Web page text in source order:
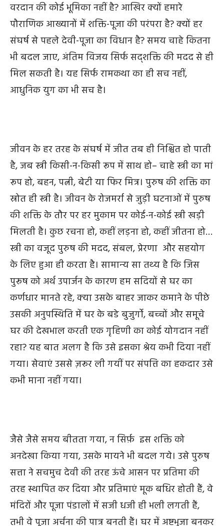
वरदान की कोई भूमिका नहीं है? आखिर क्यों हमारे
पौराणिक आख्यानों में शक्ति-पूजा की परंपरा है?क्यों हर
संघर्ष से पहले देवी-पूजा का विधान है?समय चाहे कितना
भी बदल जाए, अंतिम विजय सिर्फ सद्शक्ति की मदद से ही
मिल सकती है। यह सिर्फ रामकथा का ही सच नहीं,
आधुनिक युग का भी सच है।
जीवन के हर तरह के संघर्ष में जीत तब ही निश्चित हो पाती
है,जब स्त्री किसी-न-किसी रूप में साथ हो– चाहे स्त्री का मां
रूप हो,बहन,पत्नी,बेटी या फिरमित्र। पुरुष की शक्ति का
स्रोत ही स्त्री है। जीवन के रोजमर्रा से जुड़ी घटनाओं में पुरुष
की शक्ति के तौर परहरमुकामपरकोई-न-कोई स्त्री खड़ी
मिलती है। कुछ रचना हो,कहीं लड़ना हो,कहीं जीतना हो…
स्त्री का वजूद पुरुष की मदद,संबल,प्रेरणा और सहयोग
के लिए हुआ ही करता है। सामान्‍य सा तथ्‍य है कि जिस
पुरूष को अर्थ उपार्जन के कारण हमसदियोंसेघर का
कर्णधार मानते रहे, क्‍या उसके बाहर जाकर कमाने के पीछे
उसकी अनुपस्थिति में घर के बडे बुजुर्गो, बच्‍चों और समूचे
घर की देखभाल करतीएकगृहिणीकाकोई योगदान नहीं
रहा?यहबात अलगहैकिउसे इसका श्रेय कभी दिया नहीं
गया। सेवाएंउससेज़रूरलीगयींपरसंपत्ति का हकदार उसे
कभी माना नहीं गया।
जैसे जैसे समय बीतता गया,नसिर्फ़ इस शक्ति को
अनदेखा किया गया,उसके मायने भी बदल गये। उसे पुरुष
सत्ता ने सचमुच देवी की तरह ऊंचे आसन पर प्रतिमा की
तरह स्थापित कर दिया और प्रतिमाएं मूक बधिर होती हैं,वे
मंदिरों और पूजा पंडालों में सजी धजी ही भली लगती हैं,
तभी वे पूजा अर्चना की पात्र बनती हैं। घर में अष्टभुजा बनकर